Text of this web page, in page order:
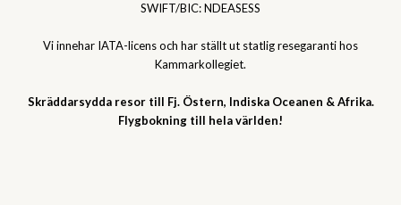
SWIFT/BIC: NDEASESS
Vi innehar IATA-licens och har ställt ut statlig resegaranti hos
Kammarkollegiet.
Skräddarsydda resor till Fj. Östern, Indiska Oceanen & Afrika.
Flygbokning till hela världen!